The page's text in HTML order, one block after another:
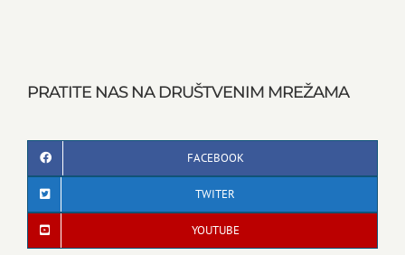
PRATITE NAS NA DRUŠTVENIM MREŽAMA
FACEBOOK
TWITER
YOUTUBE